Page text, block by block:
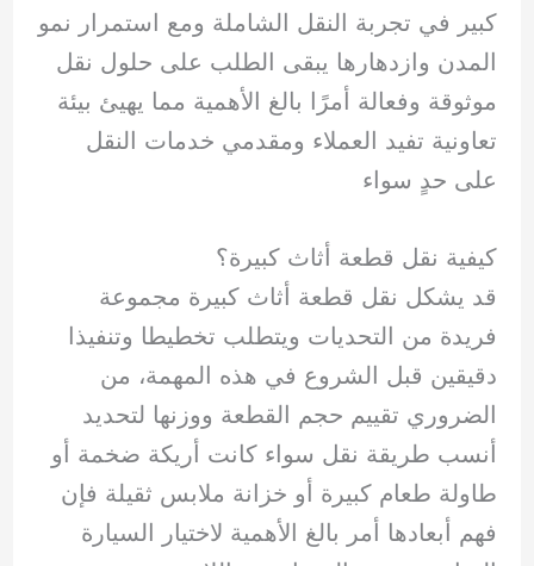
كبير في تجربة النقل الشاملة ومع استمرار نمو
المدن وازدهارها يبقى الطلب على حلول نقل
موثوقة وفعالة أمرًا بالغ الأهمية مما يهيئ بيئة
تعاونية تفيد العملاء ومقدمي خدمات النقل
على حدٍ سواء
كيفية نقل قطعة أثاث كبيرة؟
قد يشكل نقل قطعة أثاث كبيرة مجموعة
فريدة من التحديات ويتطلب تخطيطا وتنفيذا
دقيقين قبل الشروع في هذه المهمة، من
الضروري تقييم حجم القطعة ووزنها لتحديد
أنسب طريقة نقل سواء كانت أريكة ضخمة أو
طاولة طعام كبيرة أو خزانة ملابس ثقيلة فإن
فهم أبعادها أمر بالغ الأهمية لاختيار السيارة